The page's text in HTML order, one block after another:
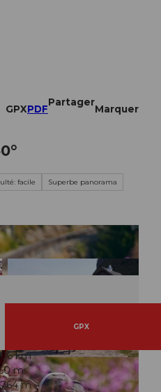
GPXPDF
Partager
Marquer
facile
Superbe panorama
© RIGI BAHNEN AG, Schwyzer Wanderwege
GPX
km
m
m